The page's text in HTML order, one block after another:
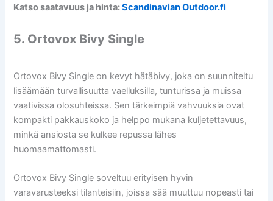
Katso saatavuus ja hinta:Scandinavian Outdoor.fi
5. Ortovox Bivy Single
Ortovox Bivy Single on kevyt hätäbivy, joka on suunniteltu
lisäämään turvallisuutta vaelluksilla, tunturissa ja muissa
vaativissa olosuhteissa. Sen tärkeimpiä vahvuuksia ovat
kompakti pakkauskoko ja helppo mukana kuljetettavuus,
minkä ansiosta se kulkee repussa lähes
huomaamattomasti.
Ortovox Bivy Single soveltuu erityisen hyvin
varavarusteeksi tilanteisiin, joissa sää muuttuu nopeasti tai